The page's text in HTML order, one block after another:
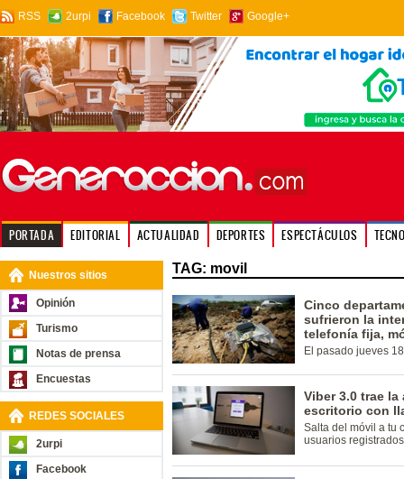
RSS 2urpi Facebook Twitter Google+
PORTADA EDITORIAL ACTUALIDAD DEPORTES ESPECTÁCULOS
Nuestros sitios
Opinión
Turismo
Notas de prensa
Encuestas
REDES SOCIALES
2urpi
Facebook
TAG: movil
Cinco
sufrieron la
telefonía fija,
El pasado jueves
Viber 3.0 trae
escritorio con
Salta del móvil a tu
usuarios